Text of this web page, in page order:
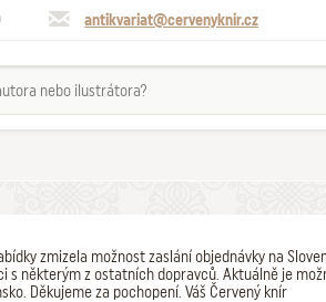
antikvariat@cervenyknir.cz
zmizela možnost zaslání objednávky na
některým z ostatních dopravců. Aktuálně je
Děkujeme za pochopení. Váš Červený knír